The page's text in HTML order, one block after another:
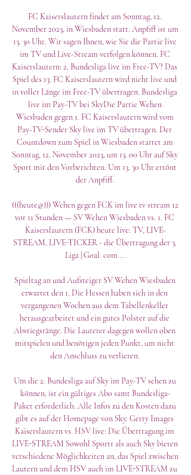
FC Kaiserslautern findet am Sonntag, 12.
November 2023, in Wiesbaden statt. Anpfiff ist um
13. 30 Uhr. Wir sagen Ihnen, wie Sie die Partie live
im TV und Live-Stream verfolgen können. FC
Kaiserslautern: 2. Bundesliga live im Free-TV? Das
Spiel des 13. FC Kaiserslautern wird nicht live und
in voller Länge im Free-TV übertragen. Bundesliga
live im Pay-TV bei SkyDie Partie Wehen
Wiesbaden gegen 1. FC Kaiserslautern wird vom
Pay-TV-Sender Sky live im TV übertragen. Der
Countdown zum Spiel in Wiesbaden startet am
Sonntag, 12. November 2023, um 13. 00 Uhr auf Sky
Sport mit den Vorberichten. Um 13. 30 Uhr ertönt
der Anpfiff.
(((heute@))) Wehen gegen FCK im live tv stream 12
vor 11 Stunden — SV Wehen Wiesbaden vs. 1. FC
Kaiserslautern (FCK) heute live: TV, LIVE-
STREAM, LIVE-TICKER - die Übertragung der 3.
Liga | Goal. com ...
Spieltag an und Aufsteiger SV Wehen Wiesbaden
erwartet den 1. Die Hessen haben sich in den
vergangenen Wochen aus dem Tabellenkeller
herausgearbeitet und ein gutes Polster auf die
Abstiegsränge. Die Lauterer dagegen wollen oben
mitspielen und benötigen jeden Punkt, um nicht
den Anschluss zu verlieren.
Um die 2. Bundesliga auf Sky im Pay-TV sehen zu
können, ist ein gültiges Abo samt Bundesliga-
Paket erforderlich. Alle Infos zu den Kosten dazu
gibt es auf der Homepage von Sky. Getty Images
Kaiserslautern vs. HSV live: Die Übertragung im
LIVE-STREAM Sowohl Sport1 als auch Sky bieten
verschiedene Möglichkeiten an, das Spiel zwischen
Lautern und dem HSV auch im LIVE-STREAM zu